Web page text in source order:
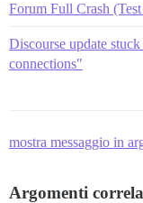
Forum Full Crash
Discourse update
connections"
mostra messaggio in
Argomenti